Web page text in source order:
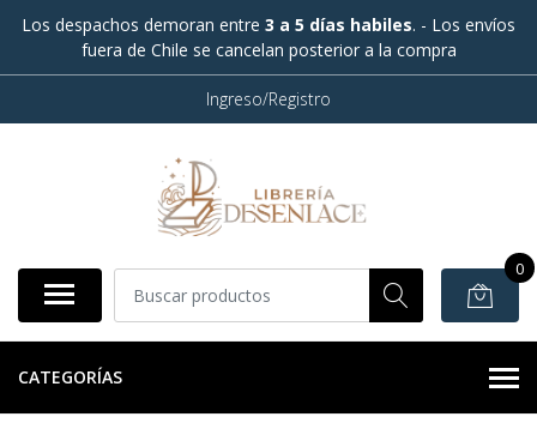
Los despachos demoran entre 3 a 5 días habiles. - Los envíos
fuera de Chile se cancelan posterior a la compra
Ingreso/Registro
0
CATEGORÍAS